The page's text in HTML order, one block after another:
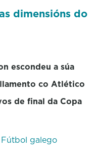
dimensións do
escondeu a súa
co Atlético
de final da Copa
Fútbol galego